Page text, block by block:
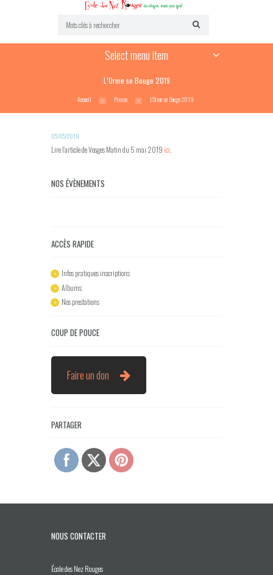
Select menu item
L’Orme se Bouge 2019
Accueil Presse L’Orme se Bouge 2019
05/05/2019
Lire l’article de Vosges Matin du 5 mai 2019 ici
NOS ÉVÈNEMENTS
ACCÈS RAPIDE
Infos pratiques inscriptions
Albums
Nos prestations
COUP DE POUCE
Faire un don
PARTAGER
NOUS CONTACTER
École des Nez Rouges